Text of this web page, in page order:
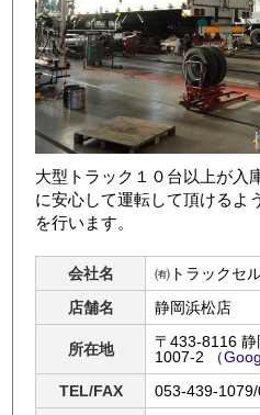
大型トラック１０台以上が入
に安心して運転して頂けるよ
を行います。
会社名
㈲トラックセ
店舗名
静岡浜松店
所在地
〒433-8116
1007-2
（
TEL/FAX
053-439-